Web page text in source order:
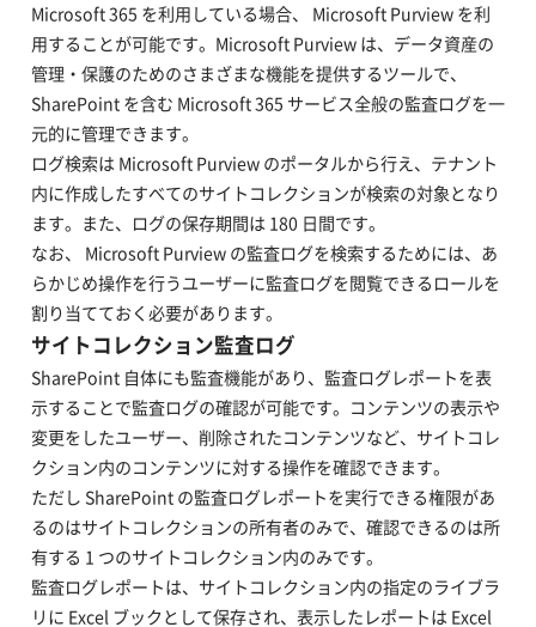
Microsoft 365 を利用している場合、 Microsoft Purview を利
用することが可能です。Microsoft Purview は、データ資産の
管理・保護のためのさまざまな機能を提供するツールで、
SharePoint を含む Microsoft 365 サービス全般の監査ログを一
元的に管理できます。
ログ検索は Microsoft Purview のポータルから行え、テナント
内に作成したすべてのサイトコレクションが検索の対象となり
ます。また、ログの保存期間は 180 日間です。
なお、 Microsoft Purview の監査ログを検索するためには、あ
らかじめ操作を行うユーザーに監査ログを閲覧できるロールを
割り当てておく必要があります。
サイトコレクション監査ログ
SharePoint 自体にも監査機能があり、監査ログレポートを表
示することで監査ログの確認が可能です。コンテンツの表示や
変更をしたユーザー、削除されたコンテンツなど、サイトコレ
クション内のコンテンツに対する操作を確認できます。
ただし SharePoint の監査ログレポートを実行できる権限があ
るのはサイトコレクションの所有者のみで、確認できるのは所
有する 1 つのサイトコレクション内のみです。
監査ログレポートは、サイトコレクション内の指定のライブラ
リに Excel ブックとして保存され、表示したレポートは Excel